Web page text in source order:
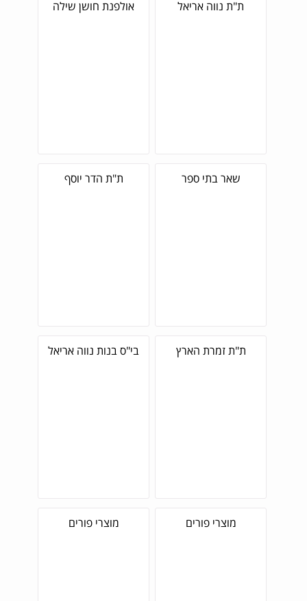
ת"ת נווה אריאל אולפנת חושן שילה
שאר בתי ספר ת"ת הדר יוסף
ת"ת זמרת הארץ בי"ס בנות נווה אריאל
מוצרי פורים מוצרי פורים